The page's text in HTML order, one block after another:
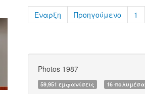
Έναρξη Προηγούμενο 1
Photos 1987
59,951 εμφανίσεις 16 πολυμέσα